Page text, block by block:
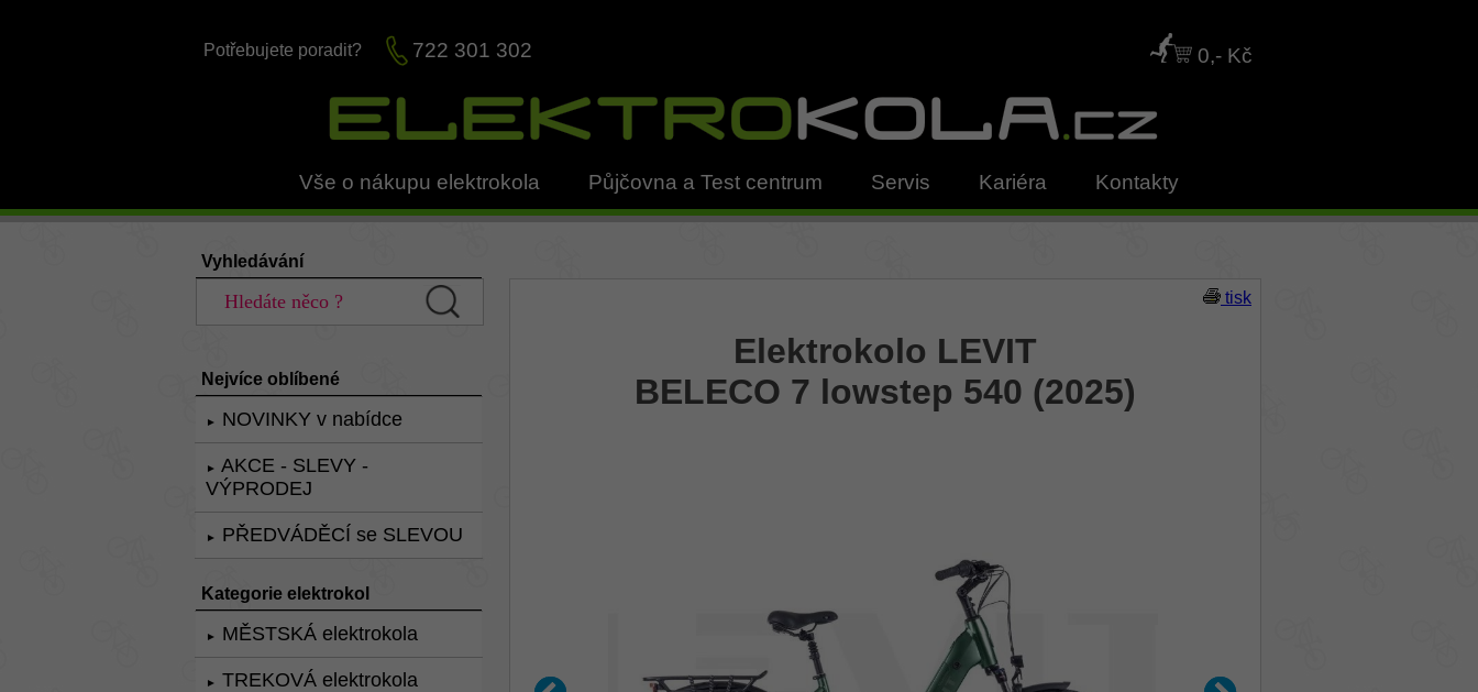
Potřebujete poradit? 722 301 302 0,- Kč
Vše o nákupu elektrokola Půjčovna a Test centrum Servis Kariéra Kontakty
Vyhledávání
Nejvíce oblíbené
► NOVINKY v nabídce
►
AKCE - SLEVY -
VÝPRODEJ
► PŘEDVÁDĚCÍ se SLEVOU
Kategorie elektrokol
► MĚSTSKÁ elektrokola
► TREKOVÁ elektrokola
tisk
Elektrokolo LEVIT
BELECO 7 lowstep 540 (2025)